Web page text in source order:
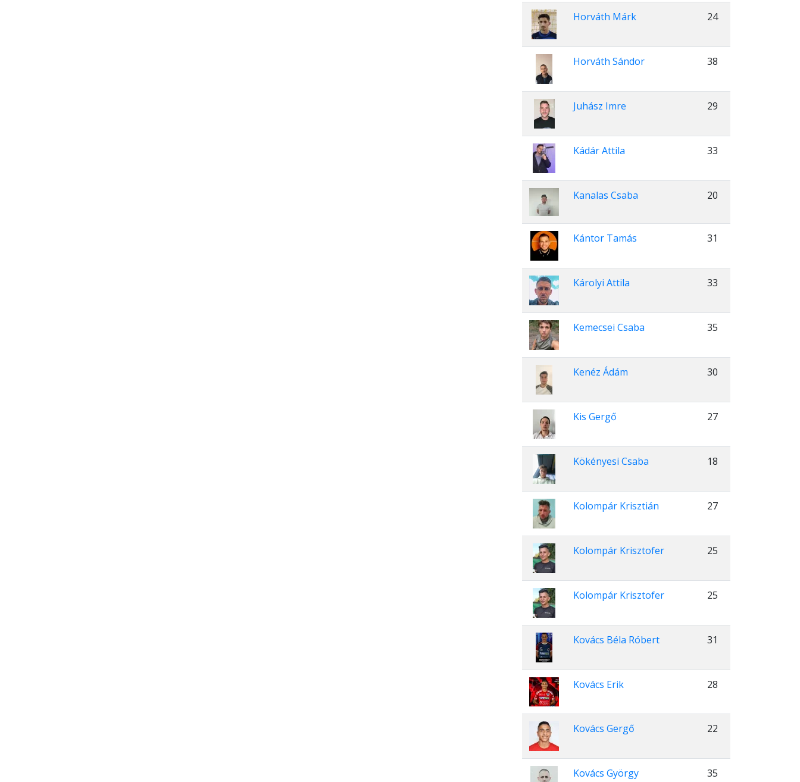
Horváth Márk 24
Horváth Sándor 38
Juhász Imre 29
Kádár Attila 33
Kanalas Csaba 20
Kántor Tamás 31
Károlyi Attila 33
Kemecsei Csaba 35
Kenéz Ádám 30
Kis Gergő 27
Kökényesi Csaba 18
Kolompár Krisztián 27
Kolompár Krisztofer 25
Kolompár Krisztofer 25
Kovács Béla Róbert 31
Kovács Erik 28
Kovács Gergő 22
Kovács György 35